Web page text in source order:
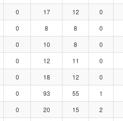
0 17 12 0
0 8 8 0
0 10 8 0
0 12 11 0
0 18 12 0
0 93 55 1
0 20 15 2